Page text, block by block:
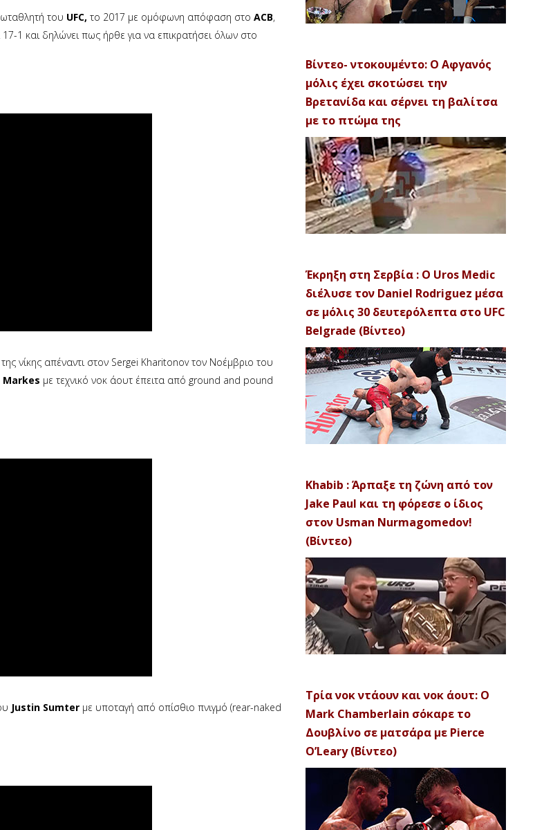
του UFC, το 2017 με ομόφωνη απόφαση στο ACB,
1 και δηλώνει πως ήρθε για να επικρατήσει όλων στο
νίκης απέναντι στον Sergei Kharitonov τον Νοέμβριο του
Markes με τεχνικό νοκ άουτ έπειτα από ground and pound
Justin Sumter με υποταγή από οπίσθιο πνιγμό (rear-naked
Βίντεο- ντοκουμέντο: Ο Αφγανός
μόλις έχει σκοτώσει την
Βρετανίδα και σέρνει τη βαλίτσα
με το πτώμα της
Έκρηξη στη Σερβία : Ο Uros Medic
διέλυσε τον Daniel Rodriguez μέσα
σε μόλις 30 δευτερόλεπτα στο UFC
Belgrade (Βίντεο)
Khabib : Άρπαξε τη ζώνη από τον
Jake Paul και τη φόρεσε ο ίδιος
στον Usman Nurmagomedov!
(Βίντεο)
Τρία νοκ ντάουν και νοκ άουτ: Ο
Mark Chamberlain σόκαρε το
Δουβλίνο σε ματσάρα με Pierce
O’Leary (Βίντεο)